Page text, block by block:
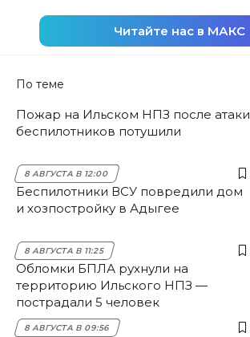
Читайте нас в МАКС
По теме
Пожар на Ильском НПЗ после атаки
беспилотников потушили
8 АВГУСТА В 12:00
Беспилотники ВСУ повредили дом
и хозпостройку в Адыгее
8 АВГУСТА В 11:25
Обломки БПЛА рухнули на
территорию Ильского НПЗ —
пострадали 5 человек
8 АВГУСТА В 09:56